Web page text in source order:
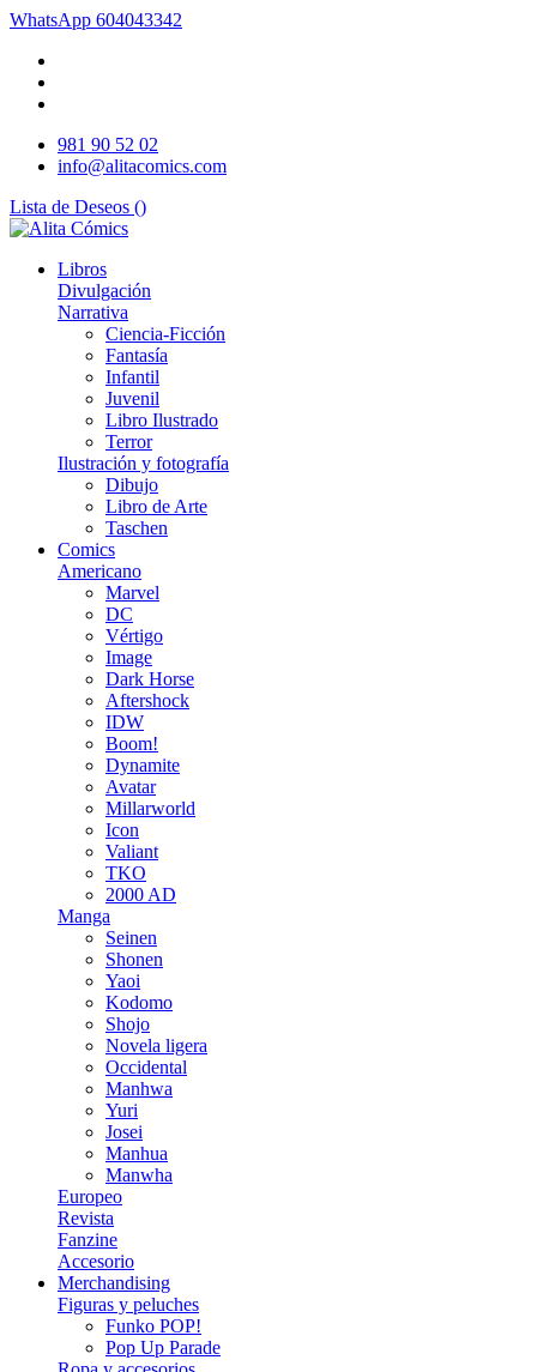
WhatsApp 604043342
981 90 52 02
info@alitacomics.com
Lista de Deseos ()
Libros
Divulgación
Narrativa
Ciencia-Ficción
Fantasía
Infantil
Juvenil
Libro Ilustrado
Terror
Ilustración y fotografía
Dibujo
Libro de Arte
Taschen
Comics
Americano
Marvel
DC
Vértigo
Image
Dark Horse
Aftershock
IDW
Boom!
Dynamite
Avatar
Millarworld
Icon
Valiant
TKO
2000 AD
Manga
Seinen
Shonen
Yaoi
Kodomo
Shojo
Novela ligera
Occidental
Manhwa
Yuri
Josei
Manhua
Manwha
Europeo
Revista
Fanzine
Accesorio
Merchandising
Figuras y peluches
Funko POP!
Pop Up Parade